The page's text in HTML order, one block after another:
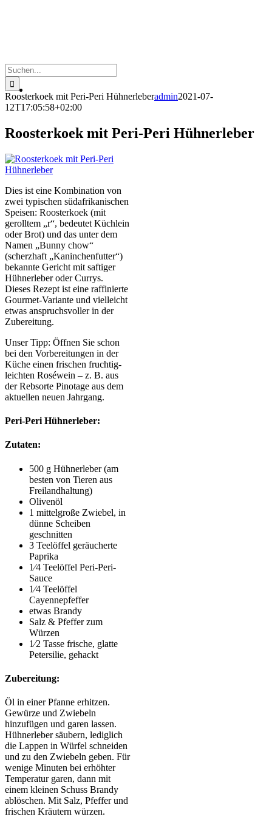
Suche
nach:
Roosterkoek mit Peri-Peri Hühnerleberadmin2021-07-
12T17:05:58+02:00
Roosterkoek mit Peri-Peri Hühnerleber
Dies ist eine Kombination von
zwei typischen südafrikanischen
Speisen: Roosterkoek (mit
gerolltem „r“, bedeutet Küchlein
oder Brot) und das unter dem
Namen „Bunny chow“
(scherzhaft „Kaninchenfutter“)
bekannte Gericht mit saftiger
Hühnerleber oder Currys.
Dieses Rezept ist eine raffinierte
Gourmet-Variante und vielleicht
etwas anspruchsvoller in der
Zubereitung.
Unser Tipp: Öffnen Sie schon
bei den Vorbereitungen in der
Küche einen frischen fruchtig-
leichten Roséwein – z. B. aus
der Rebsorte Pinotage aus dem
aktuellen neuen Jahrgang.
Peri-Peri Hühnerleber:
Zutaten:
500 g Hühnerleber (am
besten von Tieren aus
Freilandhaltung)
Olivenöl
1 mittelgroße Zwiebel, in
dünne Scheiben
geschnitten
3 Teelöffel geräucherte
Paprika
1⁄4 Teelöffel Peri-Peri-
Sauce
1⁄4 Teelöffel
Cayennepfeffer
etwas Brandy
Salz & Pfeffer zum
Würzen
1⁄2 Tasse frische, glatte
Petersilie, gehackt
Zubereitung:
Öl in einer Pfanne erhitzen.
Gewürze und Zwiebeln
hinzufügen und garen lassen.
Hühnerleber säubern, lediglich
die Lappen in Würfel schneiden
und zu den Zwiebeln geben. Für
wenige Minuten bei erhöhter
Temperatur garen, dann mit
einem kleinen Schuss Brandy
ablöschen. Mit Salz, Pfeffer und
frischen Kräutern würzen.